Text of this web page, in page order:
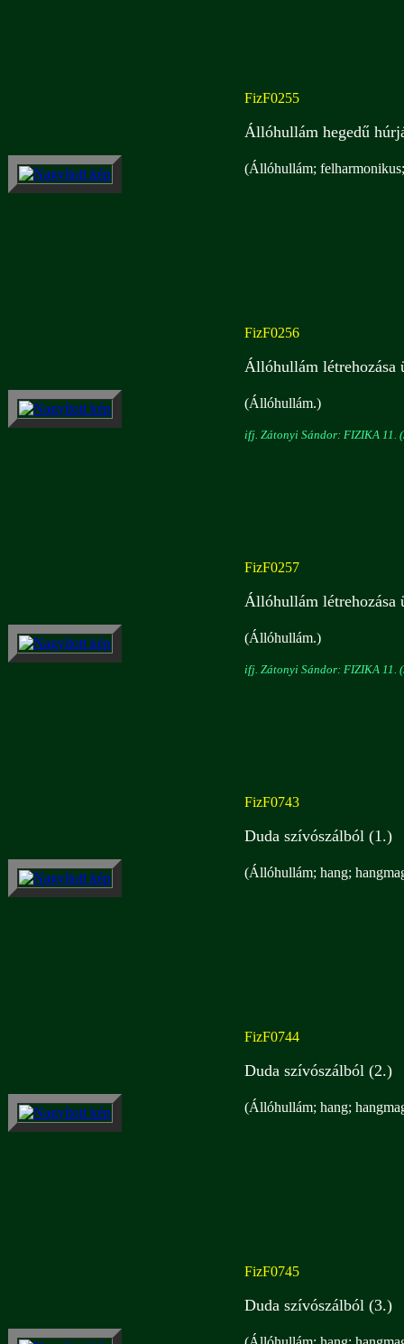
FizF0255
Állóhullám hegedű
(Állóhullám;
FizF0256
Állóhullám létrehozása
(Állóhullám.)
ifj. Zátonyi Sándor: FIZIKA 11.
FizF0257
Állóhullám létrehozása
(Állóhullám.)
ifj. Zátonyi Sándor: FIZIKA 11.
FizF0743
Duda szívószálból (1.)
(Állóhullám; hang;
FizF0744
Duda szívószálból (2.)
(Állóhullám; hang;
FizF0745
Duda szívószálból (3.)